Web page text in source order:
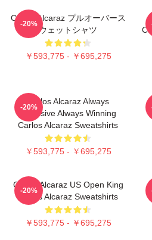
Carlos Alcaraz プルオーバース
ウェットシャツ
￥593,775 - ￥695,275
-20%
Carlos Alcaraz Always
Explosive Always Winning
Carlos Alcaraz Sweatshirts
￥593,775 - ￥695,275
-20%
Carlos Alcaraz US Open King
Carlos Alcaraz Sweatshirts
￥593,775 - ￥695,275
-20%